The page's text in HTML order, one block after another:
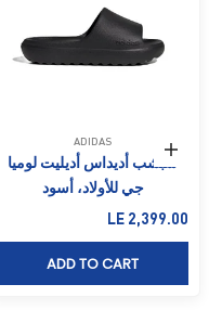
حدِّد الخيارات
ADIDAS
شبشب أديداس أديليت لوميا
جي للأولاد، أسود
السعر بعد الخصم
LE 2,399.00
ADD TO CART